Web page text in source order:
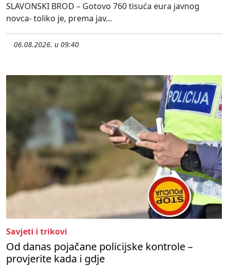
SLAVONSKI BROD – Gotovo 760 tisuća eura javnog
novca- toliko je, prema jav...
06.08.2026. u 09:40
Savjeti i trikovi
Od danas pojačane policijske kontrole –
provjerite kada i gdje